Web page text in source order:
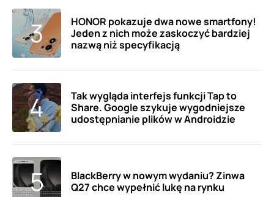
HONOR pokazuje dwa nowe smartfony!
Jeden z nich może zaskoczyć bardziej
nazwą niż specyfikacją
Tak wygląda interfejs funkcji Tap to
Share. Google szykuje wygodniejsze
udostępnianie plików w Androidzie
BlackBerry w nowym wydaniu? Zinwa
Q27 chce wypełnić lukę na rynku